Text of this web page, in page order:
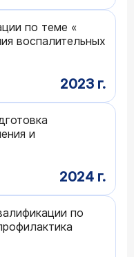
по теме «
воспалительных
2023 г.
и
2024 г.
по